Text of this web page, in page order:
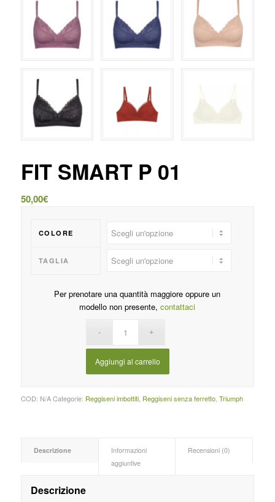
FIT SMART P 01
50,00€
COLORE
TAGLIA
Per prenotare una quantità maggiore oppure un
modello non presente,contattaci
Aggiungi al carrello
COD: N/A Categorie: Reggiseni imbottiti, Reggiseni senza ferretto, Triumph
Descrizione
Informazioni
aggiuntive
Recensioni (0)
Descrizione